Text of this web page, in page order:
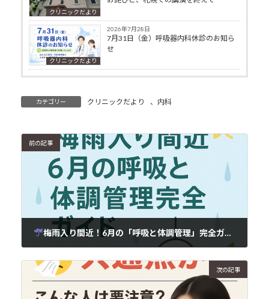
クリニックだより
クリニックだより
2026年7月28日
7月31日（金）呼吸器内科休診のお知ら
せ
カテゴリー クリニックだより 、 内科
前の記事
梅雨入り間近！6月の「呼吸と体調管理」完全ガイド
次の記事